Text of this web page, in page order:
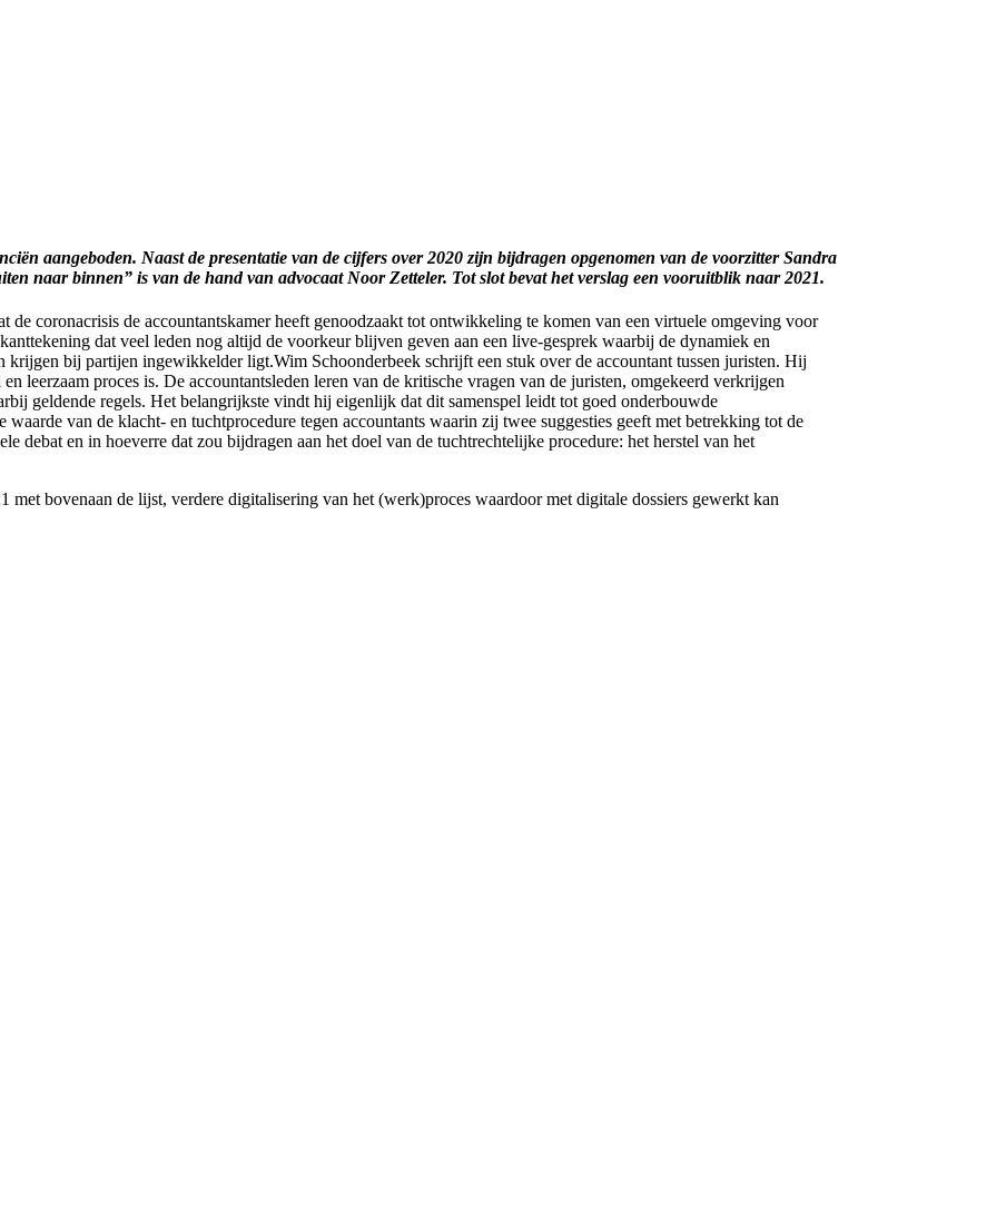
aangeboden. Naast de presentatie van de cijfers over 2020 zijn bijdragen opgenomen van de voorzitter Sandra
naar binnen” is van de hand van advocaat Noor Zetteler. Tot slot bevat het verslag een vooruitblik naar 2021.
coronacrisis de accountantskamer heeft genoodzaakt tot ontwikkeling te komen van een virtuele omgeving voor
dat veel leden nog altijd de voorkeur blijven geven aan een live-gesprek waarbij de dynamiek en
bij partijen ingewikkelder ligt.Wim Schoonderbeek schrijft een stuk over de accountant tussen juristen. Hij
leerzaam proces is. De accountantsleden leren van de kritische vragen van de juristen, omgekeerd verkrijgen
geldende regels. Het belangrijkste vindt hij eigenlijk dat dit samenspel leidt tot goed onderbouwde
van de klacht- en tuchtprocedure tegen accountants waarin zij twee suggesties geeft met betrekking tot de
debat en in hoeverre dat zou bijdragen aan het doel van de tuchtrechtelijke procedure: het herstel van het
bovenaan de lijst, verdere digitalisering van het (werk)proces waardoor met digitale dossiers gewerkt kan